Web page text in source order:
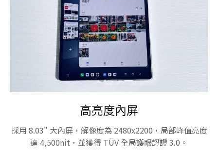
高亮度內屏
採用 8.03" 大內屏，解像度為 2480x2200，局部峰值亮度
達 4,500nit，並獲得 TÜV 全局護眼認證 3.0。